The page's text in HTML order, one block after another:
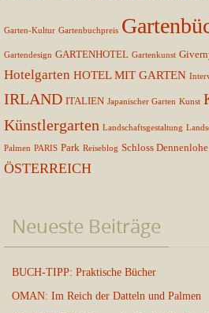
Garten-Kultur Gartenbuchpreis
Gartendesign GARTENHOTEL Gartenkunst
Hotelgarten HOTEL MIT GARTEN
IRLAND ITALIEN Japanischer Garten Kunst
Künstlergarten Landschaftsgestaltung
Palmen PARIS Park Reiseblog Schloss Dennenlohe
ÖSTERREICH
Neueste Beiträge
BUCH-TIPP: Praktische Bücher
OMAN: Im Reich der Datteln und Palmen